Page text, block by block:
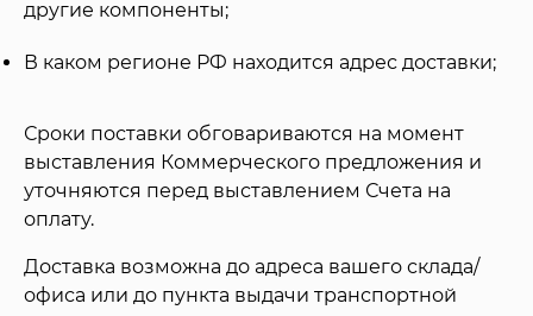
другие компоненты;
В каком регионе РФ находится адрес доставки;
Сроки поставки обговариваются на момент
выставления Коммерческого предложения и
уточняются перед выставлением Счета на
оплату.
Доставка возможна до адреса вашего склада/
офиса или до пункта выдачи транспортной